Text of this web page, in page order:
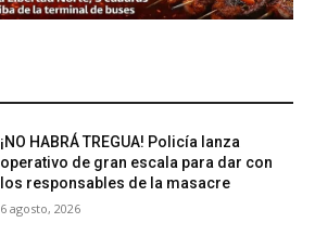
¡NO HABRÁ TREGUA! Policía lanza
operativo de gran escala para dar con
los responsables de la masacre
6 agosto, 2026